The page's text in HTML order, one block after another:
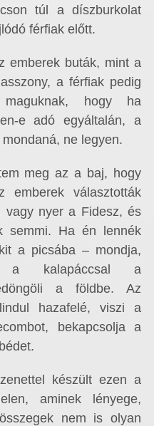
túl a díszburkolat
férfiak előtt.
emberek buták, mint a
a férfiak pedig
hogy ha
e adó egyáltalán, a
ne legyen.
meg az a baj, hogy
emberek választották
vagy nyer a Fidesz, és
semmi. Ha én lennék
a picsába – mondja,
a kalapáccsal a
a földbe. Az
hazafelé, viszi a
bekapcsolja a
készült ezen a
aminek lényege,
nem is olyan